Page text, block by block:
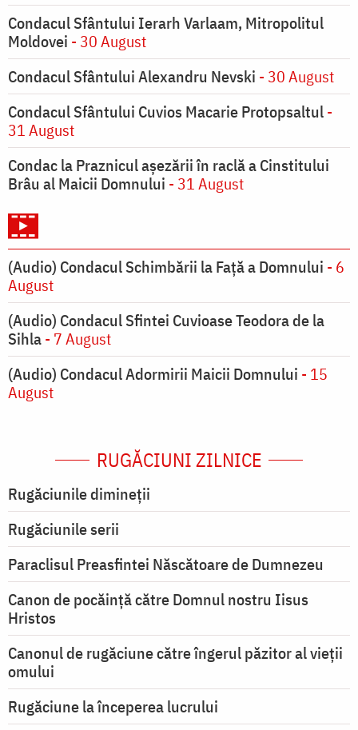
Condacul Sfântului Ierarh Varlaam, Mitropolitul
Moldovei - 30 August
Condacul Sfântului Alexandru Nevski - 30 August
Condacul Sfântului Cuvios Macarie Protopsaltul-
31 August
Condac la Praznicul aşezării în raclă a Cinstitului
Brâu al Maicii Domnului - 31 August
(Audio) Condacul Schimbării la Față a Domnului - 6
August
(Audio) Condacul Sfintei Cuvioase Teodora de la
Sihla- 7 August
(Audio) Condacul Adormirii Maicii Domnului - 15
August
RUGĂCIUNI ZILNICE
Rugăciunile dimineții
Rugăciunile serii
Paraclisul Preasfintei Născătoare de Dumnezeu
Canon de pocăință către Domnul nostru Iisus
Hristos
Canonul de rugăciune către îngerul păzitor al vieții
omului
Rugăciune la începerea lucrului